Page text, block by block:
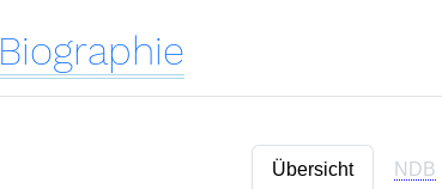
Biographie
Übersicht NDB